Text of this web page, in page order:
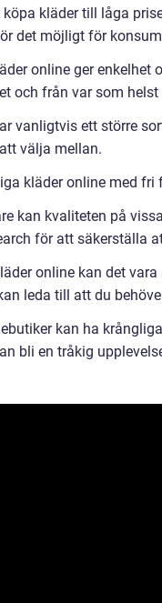
kläder till låga
det möjligt för
online ger
och från var som
vanligtvis ett större
välja mellan.
kläder online med fri
kan kvaliteten på
för att säkerställa
online kan det
leda till att du
kan ha
bli en tråkig